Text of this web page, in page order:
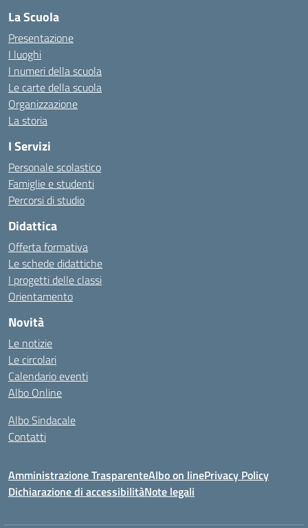
La Scuola
Presentazione
I luoghi
I numeri della scuola
Le carte della scuola
Organizzazione
La storia
I Servizi
Personale scolastico
Famiglie e studenti
Percorsi di studio
Didattica
Offerta formativa
Le schede didattiche
I progetti delle classi
Orientamento
Novità
Le notizie
Le circolari
Calendario eventi
Albo Online
Albo Sindacale
Contatti
Amministrazione TrasparenteAlbo on linePrivacy Policy
Dichiarazione di accessibilitàNote legali